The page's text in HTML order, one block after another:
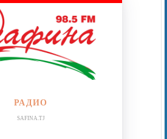
РАДИО
SAFINA.TJ